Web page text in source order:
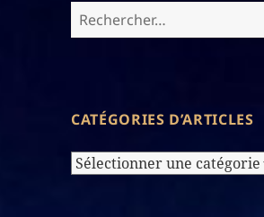
Rechercher :
CATÉGORIES D’ARTICLES
Catégories